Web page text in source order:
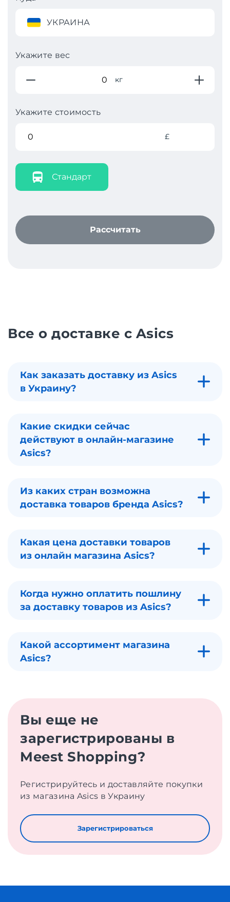
УКРАИНА
Укажите вес
кг
Укажите стоимость
£
Стандарт
Рассчитать
Все о доставке с Asics
Как заказать доставку из Asics
в Украину?
Какие скидки сейчас
действуют в онлайн-магазине
Asics?
Из каких стран возможна
доставка товаров бренда Asics?
Какая цена доставки товаров
из онлайн магазина Asics?
Когда нужно оплатить пошлину
за доставку товаров из Asics?
Какой ассортимент магазина
Asics?
Вы еще не
зарегистрированы в
Meest Shopping?
Регистрируйтесь и доставляйте покупки
из магазина Asics в Украину
Зарегистрироваться